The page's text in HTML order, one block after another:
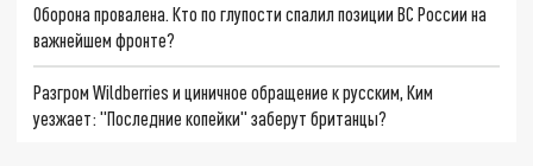
Оборона провалена. Кто по глупости спалил позиции ВС России на
важнейшем фронте?
Разгром Wildberries и циничное обращение к русским, Ким
уезжает: "Последние копейки" заберут британцы?